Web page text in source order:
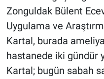
Zonguldak Bülent
Uygulama ve
Kartal, burada
hastanede iki gündür
Kartal; bugün sabah